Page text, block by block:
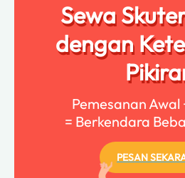
Sewa
dengan
Pemesanan Awal
= Berkendara
PESAN